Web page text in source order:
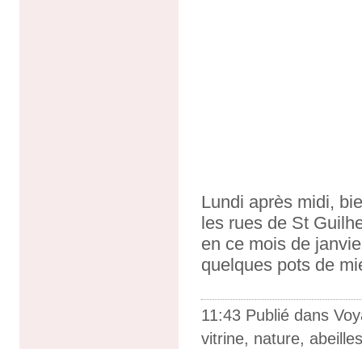
Lundi après midi,
les rues de St
en ce mois de
quelques pots de
11:43 Publié dans
vitrine, nature, abeilles